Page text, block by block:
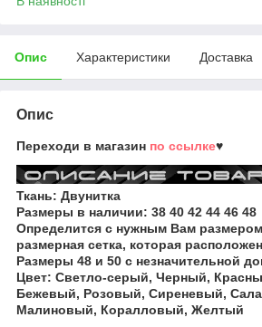
Опис Характеристики Доставка
Опис
Переходи в магазин по ссылке♥
Ткань: Двунитка
Размеры в наличии: 38 40 42 44 46 48
Определится с нужным Вам
размерная сетка, которая
Размеры 48 и 50 с незначительной
Цвет: Светло-серый, Черный,
Бежевый, Розовый, Сиреневый,
Малиновый, Коралловый, Желтый